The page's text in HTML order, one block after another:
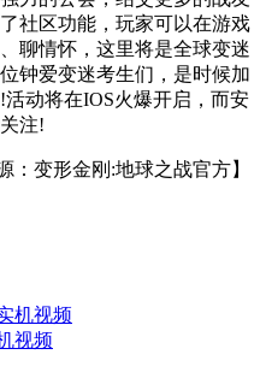
社区功能，玩家可以在游戏
聊情怀，这里将是全球变迷
钟爱变迷考生们，是时候加
动将在IOS火爆开启，而安
注!
：变形金刚:地球之战官方】
视频